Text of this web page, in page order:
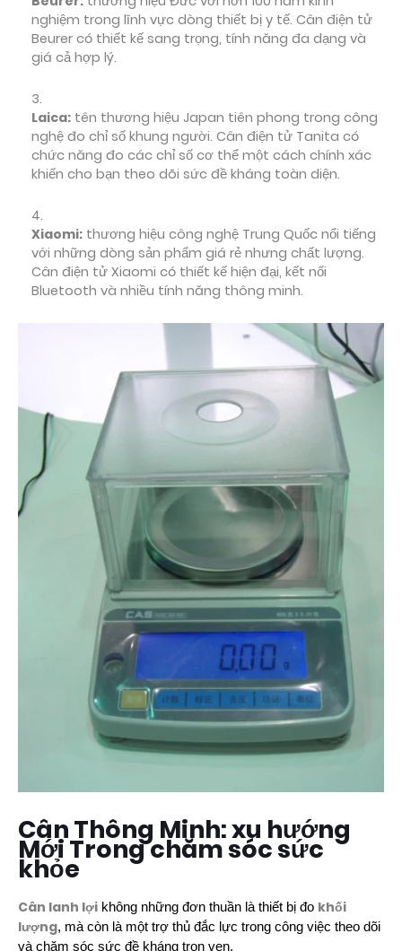
nghiệm trong lĩnh vực dòng thiết bị y tế. Cân điện tử
Beurer có thiết kế sang trọng, tính năng đa dạng và
giá cả hợp lý.
Laica: tên thương hiệu Japan tiên phong trong công
nghệ đo chỉ số khung người. Cân điện tử Tanita có
chức năng đo các chỉ số cơ thể một cách chính xác
khiến cho bạn theo dõi sức đề kháng toàn diện.
Xiaomi: thương hiệu công nghệ Trung Quốc nổi tiếng
với những dòng sản phẩm giá rẻ nhưng chất lượng.
Cân điện tử Xiaomi có thiết kế hiện đại, kết nối
Bluetooth và nhiều tính năng thông minh.
Cân Thông Minh: xu hướng
Mới Trong chăm sóc sức
khỏe
Cân lanh lợi không những đơn thuần là thiết bị đo khối
lượng, mà còn là một trợ thủ đắc lực trong công việc theo dõi
và chăm sóc sức đề kháng trọn vẹn.